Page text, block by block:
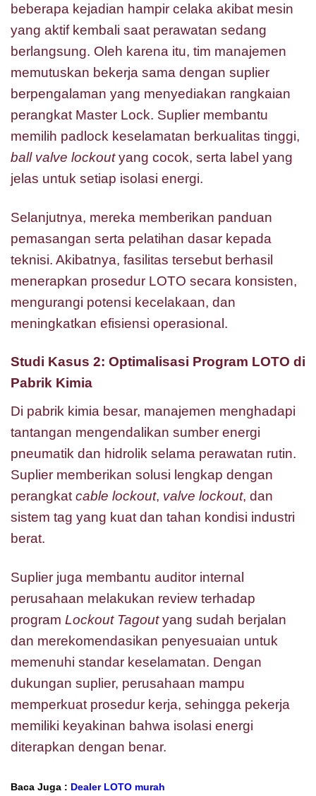
beberapa kejadian hampir celaka akibat mesin
yang aktif kembali saat perawatan sedang
berlangsung. Oleh karena itu, tim manajemen
memutuskan bekerja sama dengan suplier
berpengalaman yang menyediakan rangkaian
perangkat Master Lock. Suplier membantu
memilih padlock keselamatan berkualitas tinggi,
ball valve lockoutyang cocok, serta label yang
jelas untuk setiap isolasi energi.
Selanjutnya, mereka memberikan panduan
pemasangan serta pelatihan dasar kepada
teknisi. Akibatnya, fasilitas tersebut berhasil
menerapkan prosedur LOTO secara konsisten,
mengurangi potensi kecelakaan, dan
meningkatkan efisiensi operasional.
Studi Kasus 2: Optimalisasi Program LOTO di
Pabrik Kimia
Di pabrik kimia besar, manajemen menghadapi
tantangan mengendalikan sumber energi
pneumatik dan hidrolik selama perawatan rutin.
Suplier memberikan solusi lengkap dengan
perangkat cable lockout, valve lockout, dan
sistem tag yang kuat dan tahan kondisi industri
berat.
Suplier juga membantu auditor internal
perusahaan melakukan review terhadap
program Lockout Tagoutyang sudah berjalan
dan merekomendasikan penyesuaian untuk
memenuhi standar keselamatan. Dengan
dukungan suplier, perusahaan mampu
memperkuat prosedur kerja, sehingga pekerja
memiliki keyakinan bahwa isolasi energi
diterapkan dengan benar.
Baca Juga : Dealer LOTO murah